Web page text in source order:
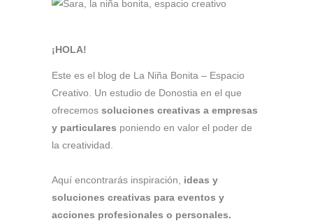
¡HOLA!
Este es el blog de La Niña Bonita – Espacio
Creativo. Un estudio de Donostia en el que
ofrecemos soluciones creativas a empresas
y particulares poniendo en valor el poder de
la creatividad.
Aquí encontrarás inspiración,
ideas y
soluciones creativas para eventos y
acciones profesionales o personales.